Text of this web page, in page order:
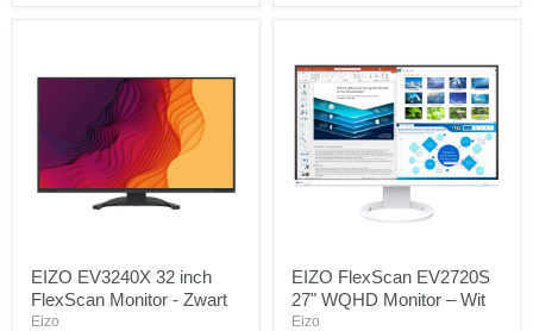
EV3240X
32
inch
EIZO EV3240X 32 inch
FlexScan Monitor - Zwart
Eizo
FlexScan
EV2720S
27"
EIZO FlexScan EV2720S
27" WQHD Monitor – Wit
Eizo